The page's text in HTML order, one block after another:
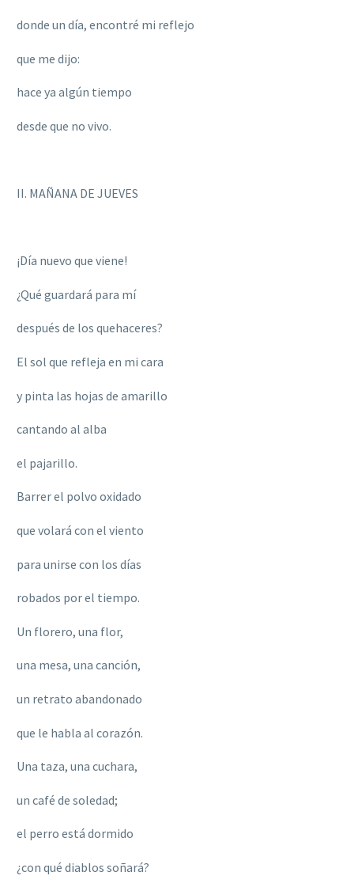
donde un día, encontré mi reflejo
que me dijo:
hace ya algún tiempo
desde que no vivo.
II. MAÑANA DE JUEVES
¡Día nuevo que viene!
¿Qué guardará para mí
después de los quehaceres?
El sol que refleja en mi cara
y pinta las hojas de amarillo
cantando al alba
el pajarillo.
Barrer el polvo oxidado
que volará con el viento
para unirse con los días
robados por el tiempo.
Un florero, una flor,
una mesa, una canción,
un retrato abandonado
que le habla al corazón.
Una taza, una cuchara,
un café de soledad;
el perro está dormido
¿con qué diablos soñará?